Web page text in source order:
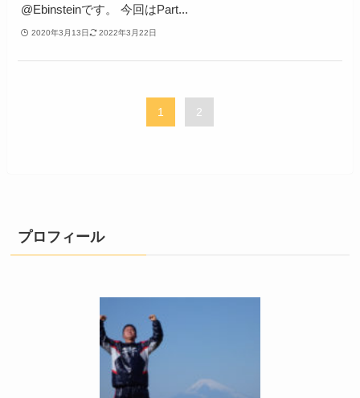
@Ebinsteinです。 今回はPart...
2020年3月13日 2022年3月22日
1 2
プロフィール